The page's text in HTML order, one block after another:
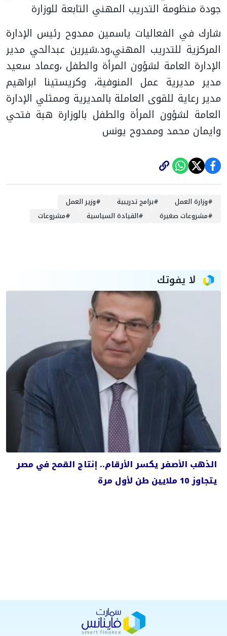
جودة منظومة التدريب المهني التابعة للوزارة
شارك في الفعاليات ياسمين ممدوح رئيس الإدارة
المركزية للتدريب المهني،ود.شيرين عبدالحي مدير
الإدارة العامة لشؤون المرأة والطفل ،وعماد سعيد
مدير مديرية عمل المنوفية، وكريستينا ابراهيم
مدير رعاية للقوى العاملة بالمديرية وممثلي الإدارة
العامة لشؤون المرأة والطفل بالوزارة هبة فتحي
وايمان محمد وممدوح يونس
#وزارة العمل #برامج تدريبية #وزير العمل
#مشروعات صغيرة #القيادة السياسية #مشروعات
لا يفوتك
الذهب الأصفر يكسر الأرقام.. إنتاج القمح في مصر
يتجاوز 10 ملايين طن لأول مرة